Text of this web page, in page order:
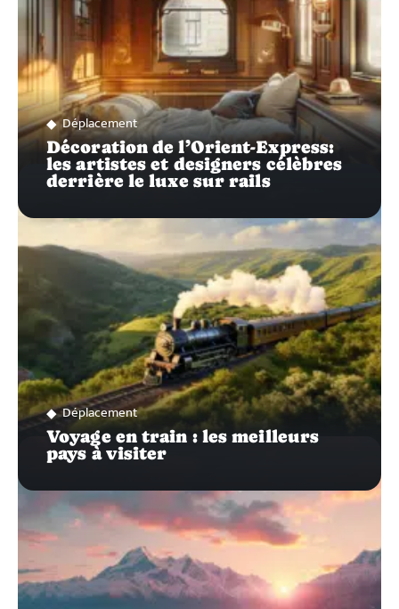
Déplacement
Décoration de l’Orient-Express:
les artistes et designers célèbres
derrière le luxe sur rails
Déplacement
Voyage en train : les meilleurs
pays à visiter